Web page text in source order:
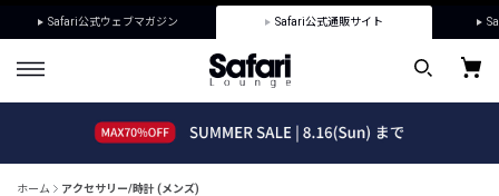
Safari公式ウェブマガジン Safari公式通販サイト
ホーム アクセサリー/時計 (メンズ)